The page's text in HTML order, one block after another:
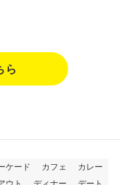
ら
ケード カフェ
カレー